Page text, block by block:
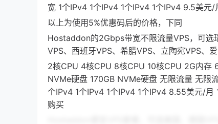
宽 1个IPv4 1个IPv4 1个IPv4 1个IPv4 9.5美
以上为使用5%优惠码后的价格，下同
Hostaddon的2Gbps带宽不限流量VPS，可选
VPS、西班牙VPS、希腊VPS、立陶宛VPS、
2核CPU 4核CPU 8核CPU 10核CPU 2G内存
NVMe硬盘 170GB NVMe硬盘 无限流量 无
个IPv4 1个IPv4 1个IPv4 1个IPv4 8.55美元/
购买
Hostaddon便宜VPS套餐，可选美国、德国